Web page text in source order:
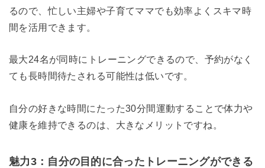
るので、忙しい主婦や子育てママでも効率よくスキマ時
間を活用できます。
最大24名が同時にトレーニングできるので、予約がなく
ても長時間待たされる可能性は低いです。
自分の好きな時間にたった30分間運動することで体力や
健康を維持できるのは、大きなメリットですね。
魅力3：自分の目的に合ったトレーニングができる